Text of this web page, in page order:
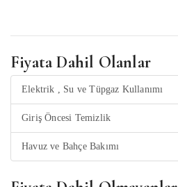
Fiyata Dahil Olanlar
Elektrik , Su ve Tüpgaz Kullanımı
Giriş Öncesi Temizlik
Havuz ve Bahçe Bakımı